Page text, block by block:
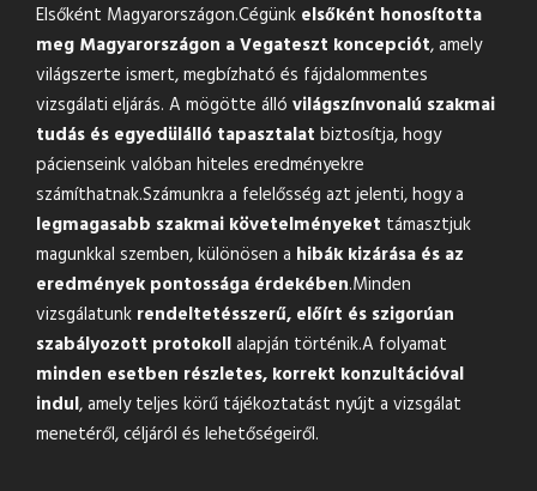
Elsőként Magyarországon.Cégünk elsőként honosította
meg Magyarországon a Vegateszt koncepciót, amely
világszerte ismert, megbízható és fájdalommentes
vizsgálati eljárás. A mögötte álló világszínvonalú szakmai
tudás és egyedülálló tapasztalat biztosítja, hogy
pácienseink valóban hiteles eredményekre
számíthatnak.Számunkra a felelősség azt jelenti, hogy a
legmagasabb szakmai követelményeket támasztjuk
magunkkal szemben, különösen a hibák kizárása és az
eredmények pontossága érdekében.Minden
vizsgálatunk rendeltetésszerű, előírt és szigorúan
szabályozott protokollalapján történik.A folyamat
minden esetben részletes, korrekt konzultációval
indul, amely teljes körű tájékoztatást nyújt a vizsgálat
menetéről, céljáról és lehetőségeiről.